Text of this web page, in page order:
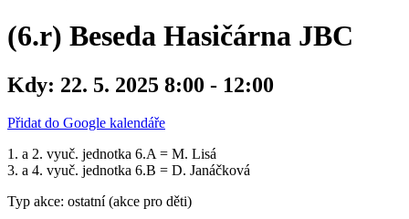
(6.r) Beseda Hasičárna JBC
Kdy: 22. 5. 2025 8:00 - 12:00
Přidat do Google kalendáře
1. a 2. vyuč. jednotka 6.A = M. Lisá
3. a 4. vyuč. jednotka 6.B = D. Janáčková
Typ akce: ostatní (akce pro děti)